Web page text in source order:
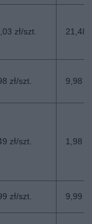
zł/szt. 21,48
zł/szt. 9,98
zł/szt. 1,98
zł/szt. 9,99